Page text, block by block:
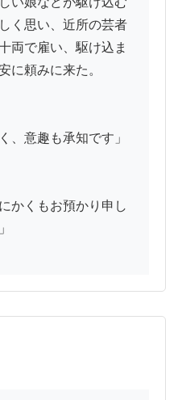
く思い、近所の芸者
両で雇い、駆け込ま
に頼みに来た。
、意趣も承知です」
かくもお預かり申し